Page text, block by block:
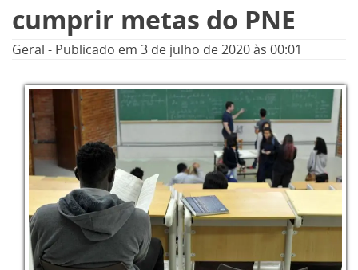
cumprir metas do PNE
Geral - Publicado em 3 de julho de 2020às 00:01